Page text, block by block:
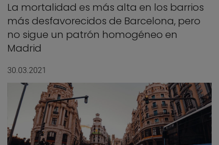
La mortalidad es más alta en los barrios
más desfavorecidos de Barcelona, pero
no sigue un patrón homogéneo en
Madrid
30.03.2021